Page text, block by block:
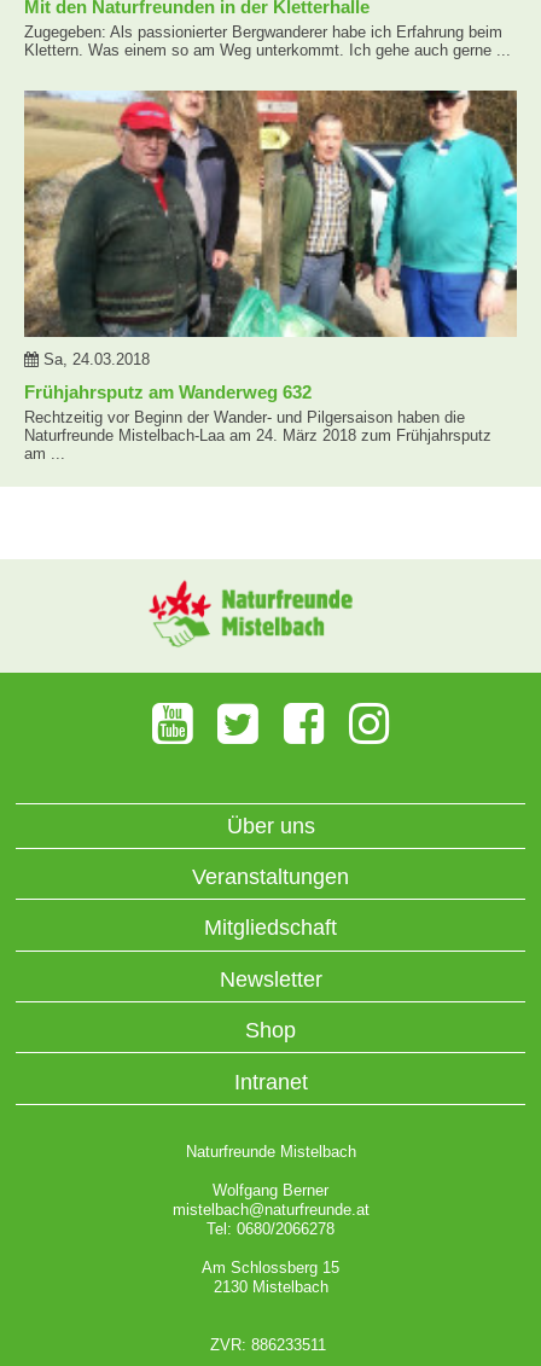
Mit den Naturfreunden in der Kletterhalle
Zugegeben: Als passionierter Bergwanderer habe ich Erfahrung beim
Klettern. Was einem so am Weg unterkommt. Ich gehe auch gerne ...
Sa, 24.03.2018
Frühjahrsputz am Wanderweg 632
Rechtzeitig vor Beginn der Wander- und Pilgersaison haben die
Naturfreunde Mistelbach-Laa am 24. März 2018 zum Frühjahrsputz
am ...
Über uns
Veranstaltungen
Mitgliedschaft
Newsletter
Shop
Intranet
Naturfreunde Mistelbach
Wolfgang Berner
mistelbach@naturfreunde.at
Tel: 0680/2066278
Am Schlossberg 15
2130 Mistelbach
ZVR: 886233511